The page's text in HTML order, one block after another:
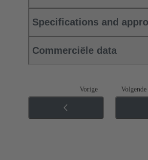
Specifications and
Commerciële data
Vorige Volgende